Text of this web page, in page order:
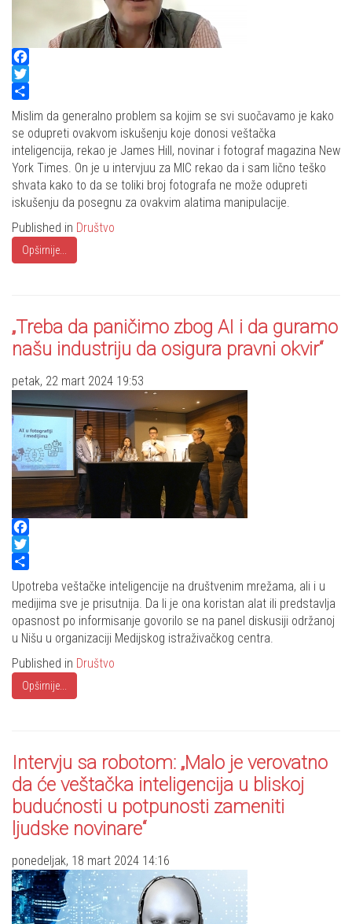
Facebook
Twitter
Share
Mislim da generalno problem sa kojim se svi suočavamo je kako
se odupreti ovakvom iskušenju koje donosi veštačka
inteligencija, rekao je James Hill, novinar i fotograf magazina New
York Times. On je u intervjuu za MIC rekao da i sam lično teško
shvata kako to da se toliki broj fotografa ne može odupreti
iskušenju da posegnu za ovakvim alatima manipulacije.
Published in Društvo
Opširnije...
„Treba da paničimo zbog AI i da guramo
našu industriju da osigura pravni okvir“
petak, 22 mart 2024 19:53
Facebook
Twitter
Share
Upotreba veštačke inteligencije na društvenim mrežama, ali i u
medijima sve je prisutnija. Da li je ona koristan alat ili predstavlja
opasnost po informisanje govorilo se na panel diskusiji održanoj
u Nišu u organizaciji Medijskog istraživačkog centra.
Published in Društvo
Opširnije...
Intervju sa robotom: „Malo je verovatno
da će veštačka inteligencija u bliskoj
budućnosti u potpunosti zameniti
ljudske novinare“
ponedeljak, 18 mart 2024 14:16